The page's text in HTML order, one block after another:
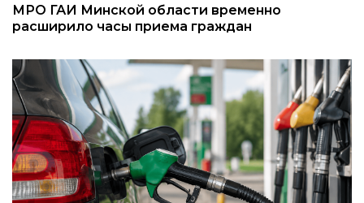
МРО ГАИ Минской области временно
расширило часы приема граждан